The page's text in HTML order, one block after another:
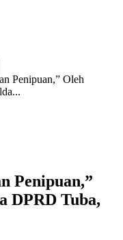
Penipuan,” Oleh
Penipuan,”
DPRD Tuba,